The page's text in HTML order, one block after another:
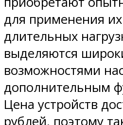
для применения
длительных
выделяются
возможностями
дополнительным
Цена устройств
рублей, поэтому